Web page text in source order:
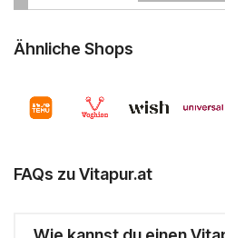
Ähnliche Shops
FAQs zu Vitapur.at